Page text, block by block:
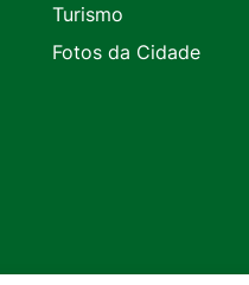
Turismo
Fotos da Cidade